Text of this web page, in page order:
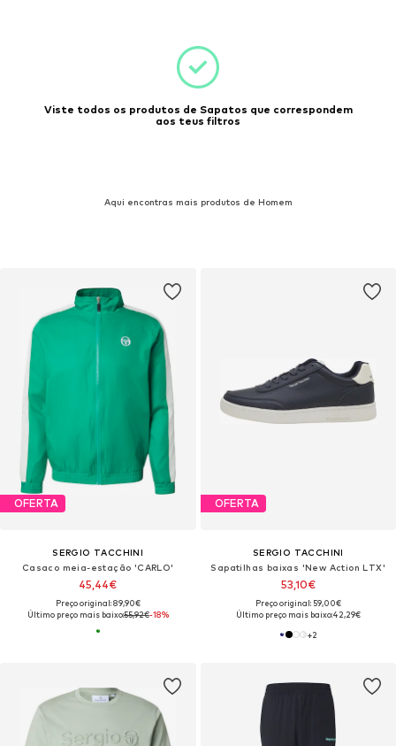
Viste todos os produtos de Sapatos que correspondem
aos teus filtros
Aqui encontras mais produtos de Homem
OFERTA
SERGIO TACCHINI
Casaco meia-estação 'CARLO'
45,44€
Preço original: 89,90€
Último preço mais baixo:55,92€-18%
OFERTA
SERGIO TACCHINI
Sapatilhas baixas 'New Action LTX'
53,10€
Preço original: 59,00€
Último preço mais baixo:42,29€
+2